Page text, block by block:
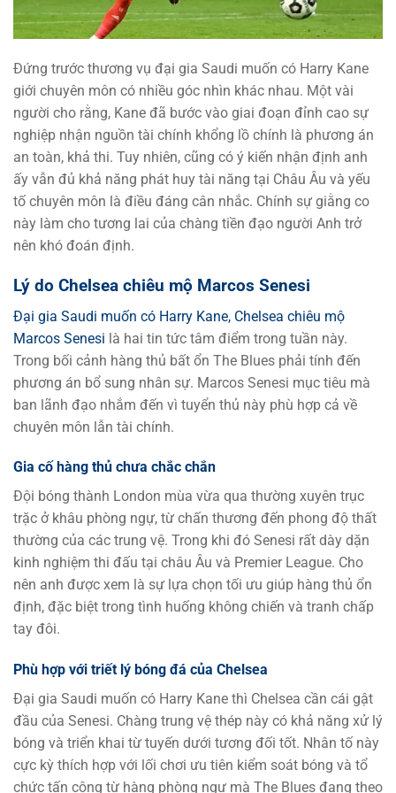
Đứng trước thương vụ đại gia Saudi muốn có Harry Kane
giới chuyên môn có nhiều góc nhìn khác nhau. Một vài
người cho rằng, Kane đã bước vào giai đoạn đỉnh cao sự
nghiệp nhận nguồn tài chính khổng lồ chính là phương án
an toàn, khả thi. Tuy nhiên, cũng có ý kiến nhận định anh
ấy vẫn đủ khả năng phát huy tài năng tại Châu Âu và yếu
tố chuyên môn là điều đáng cân nhắc. Chính sự giằng co
này làm cho tương lai của chàng tiền đạo người Anh trở
nên khó đoán định.
Lý do Chelsea chiêu mộ Marcos Senesi
Đại gia Saudi muốn có Harry Kane, Chelsea chiêu mộ
Marcos Senesi là hai tin tức tâm điểm trong tuần này.
Trong bối cảnh hàng thủ bất ổn The Blues phải tính đến
phương án bổ sung nhân sự. Marcos Senesi mục tiêu mà
ban lãnh đạo nhắm đến vì tuyển thủ này phù hợp cả về
chuyên môn lẫn tài chính.
Gia cố hàng thủ chưa chắc chắn
Đội bóng thành London mùa vừa qua thường xuyên trục
trặc ở khâu phòng ngự, từ chấn thương đến phong độ thất
thường của các trung vệ. Trong khi đó Senesi rất dày dặn
kinh nghiệm thi đấu tại châu Âu và Premier League. Cho
nên anh được xem là sự lựa chọn tối ưu giúp hàng thủ ổn
định, đặc biệt trong tình huống không chiến và tranh chấp
tay đôi.
Phù hợp với triết lý bóng đá của Chelsea
Đại gia Saudi muốn có Harry Kane thì Chelsea cần cái gật
đầu của Senesi. Chàng trung vệ thép này có khả năng xử lý
bóng và triển khai từ tuyến dưới tương đối tốt. Nhân tố này
cực kỳ thích hợp với lối chơi ưu tiên kiểm soát bóng và tổ
chức tấn công từ hàng phòng ngự mà The Blues đang theo